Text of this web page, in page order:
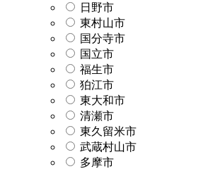
日野市
東村山市
国分寺市
国立市
福生市
狛江市
東大和市
清瀬市
東久留米市
武蔵村山市
多摩市